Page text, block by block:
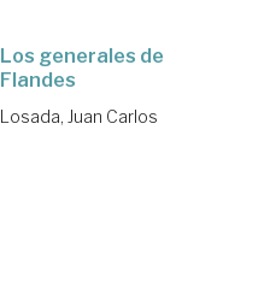
Los generales de
Flandes
Losada, Juan Carlos